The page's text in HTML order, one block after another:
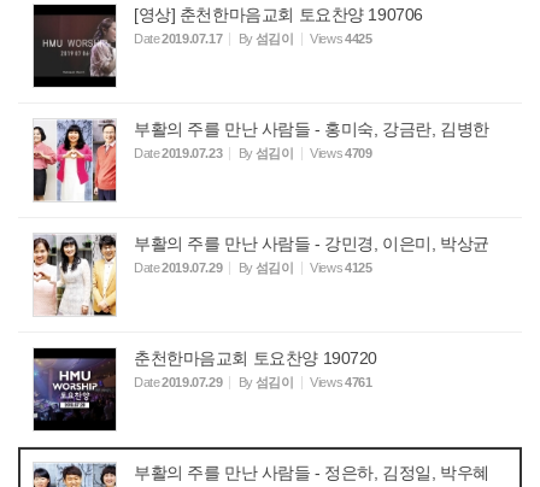
[영상] 춘천한마음교회 토요찬양 190706
Date2019.07.17 By섬김이 Views4425
부활의 주를 만난 사람들 - 홍미숙, 강금란, 김병한
Date2019.07.23 By섬김이 Views4709
부활의 주를 만난 사람들 - 강민경, 이은미, 박상균
Date2019.07.29 By섬김이 Views4125
춘천한마음교회 토요찬양 190720
Date2019.07.29 By섬김이 Views4761
부활의 주를 만난 사람들 - 정은하, 김정일, 박우혜